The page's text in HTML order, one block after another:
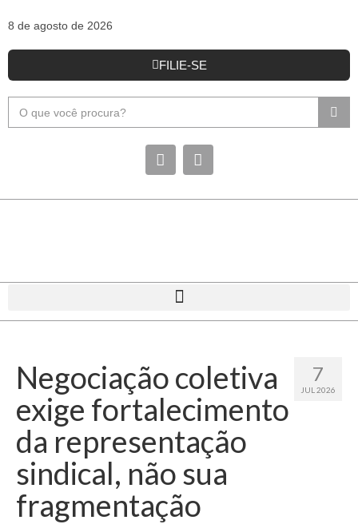
8 de agosto de 2026
FILIE-SE
7
JUL 2026
Negociação coletiva
exige fortalecimento
da representação
sindical, não sua
fragmentação